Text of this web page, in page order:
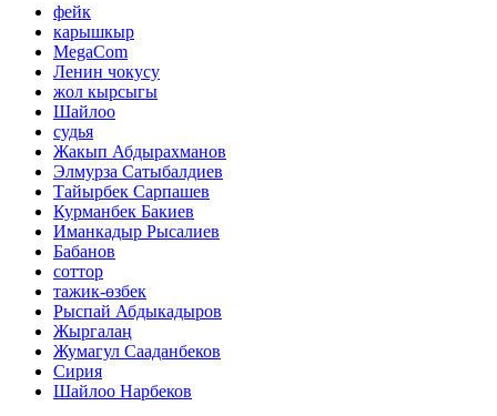
фейк
карышкыр
MegaCom
Ленин чокусу
жол кырсыгы
Шайлоо
судья
Жакып Абдырахманов
Элмурза Сатыбалдиев
Тайырбек Сарпашев
Курманбек Бакиев
Иманкадыр Рысалиев
Бабанов
соттор
тажик-өзбек
Рыспай Абдыкадыров
Жыргалаң
Жумагул Сааданбеков
​​​​​​​Сирия
Шайлоо Нарбеков